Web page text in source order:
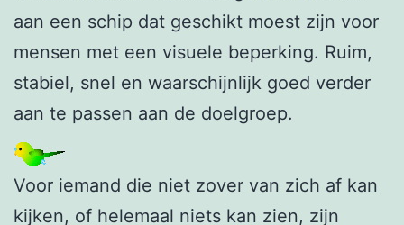
aan een schip dat geschikt moest zijn voor
mensen met een visuele beperking. Ruim,
stabiel, snel en waarschijnlijk goed verder
aan te passen aan de doelgroep.
Voor iemand die niet zover van zich af kan
kijken, of helemaal niets kan zien, zijn